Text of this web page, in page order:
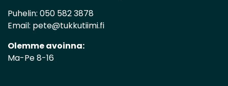
Puhelin: 050 582 3878
Email: pete@tukkutiimi.fi
Olemme avoinna:
Ma-Pe 8-16